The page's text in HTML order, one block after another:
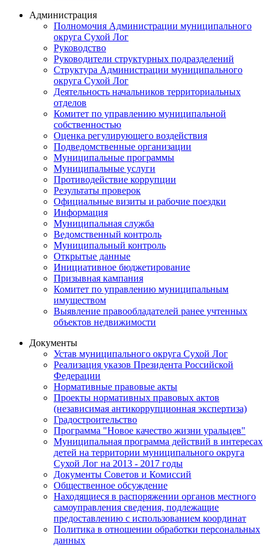
Администрация
Полномочия Администрации муниципального
округа Сухой Лог
Руководство
Руководители структурных подразделений
Структура Администрации муниципального
округа Сухой Лог
Деятельность начальников территориальных
отделов
Комитет по управлению муниципальной
собственностью
Оценка регулирующего воздействия
Подведомственные организации
Муниципальные программы
Муниципальные услуги
Противодействие коррупции
Результаты проверок
Официальные визиты и рабочие поездки
Информация
Муниципальная служба
Ведомственный контроль
Муниципальный контроль
Открытые данные
Инициативное бюджетирование
Призывная кампания
Комитет по управлению муниципальным
имуществом
Выявление правообладателей ранее учтенных
объектов недвижимости
Документы
Устав муниципального округа Сухой Лог
Реализация указов Президента Российской
Федерации
Нормативные правовые акты
Проекты нормативных правовых актов
(независимая антикоррупционная экспертиза)
Градостроительство
Программа "Новое качество жизни уральцев"
Муниципальная программа действий в интересах
детей на территории муниципального округа
Сухой Лог на 2013 - 2017 годы
Документы Советов и Комиссий
Общественное обсуждение
Находящиеся в распоряжении органов местного
самоуправления сведения, подлежащие
предоставлению с использованием координат
Политика в отношении обработки персональных
данных